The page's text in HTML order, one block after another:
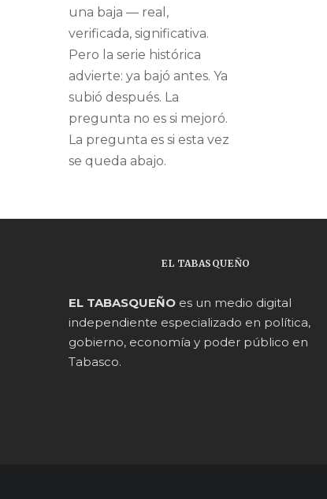
una baja — real,
verificada, significativa.
Pero la serie histórica
advierte: ya bajó antes. Ya
subió después. La
pregunta no es si mejoró.
La pregunta es si esta vez
se queda abajo.
EL TABASQUEÑO
EL TABASQUEÑO es un medio digital
independiente especializado en política,
gobierno, economía y poder público en
Tabasco.